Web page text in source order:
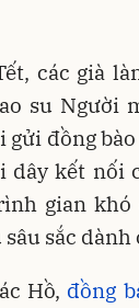
các già
su Người
gửi đồng
kết nối
gian
sắc dành
Hồ, đồng